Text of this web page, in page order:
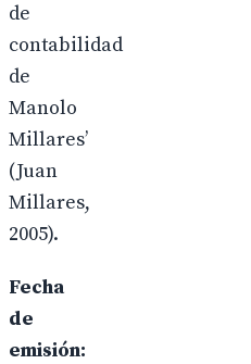
de
contabilidad
de
Manolo
Millares’
(Juan
Millares,
2005).
Fecha
de
emisión: